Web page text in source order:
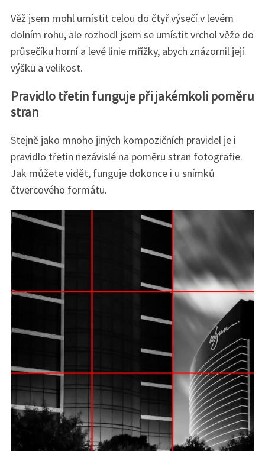
Věž jsem mohl umístit celou do čtyř výsečí v levém
dolním rohu, ale rozhodl jsem se umístit vrchol věže do
průsečíku horní a levé linie mřížky, abych znázornil její
výšku a velikost.
Pravidlo třetin funguje při jakémkoli poměru
stran
Stejně jako mnoho jiných kompozičních pravidel je i
pravidlo třetin nezávislé na poměru stran fotografie.
Jak můžete vidět, funguje dokonce i u snímků
čtvercového formátu.